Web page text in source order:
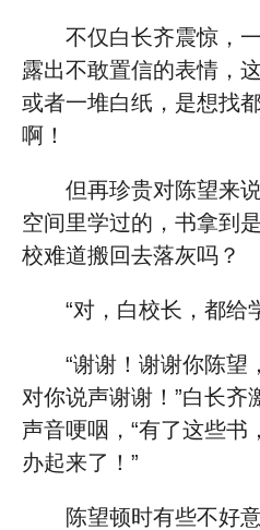
不仅白长齐震惊，
露出不敢置信的表情，
或者一堆白纸，是想找
啊！
但再珍贵对陈望来
空间里学过的，书拿到
校难道搬回去落灰吗？
“对，白校长，都给
“谢谢！谢谢你陈望
对你说声谢谢！”白长齐
声音哽咽，“有了这些书
办起来了！”
陈望顿时有些不好